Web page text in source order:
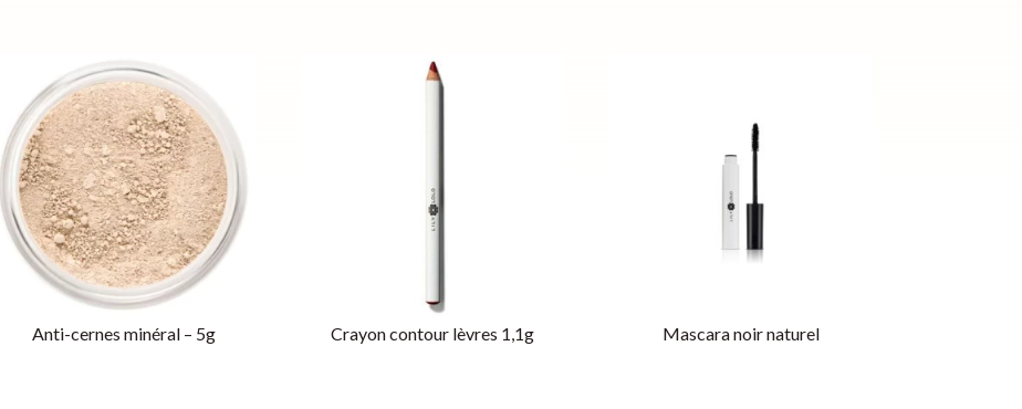
Anti-cernes minéral – 5g Crayon contour lèvres 1,1g Mascara noir naturel